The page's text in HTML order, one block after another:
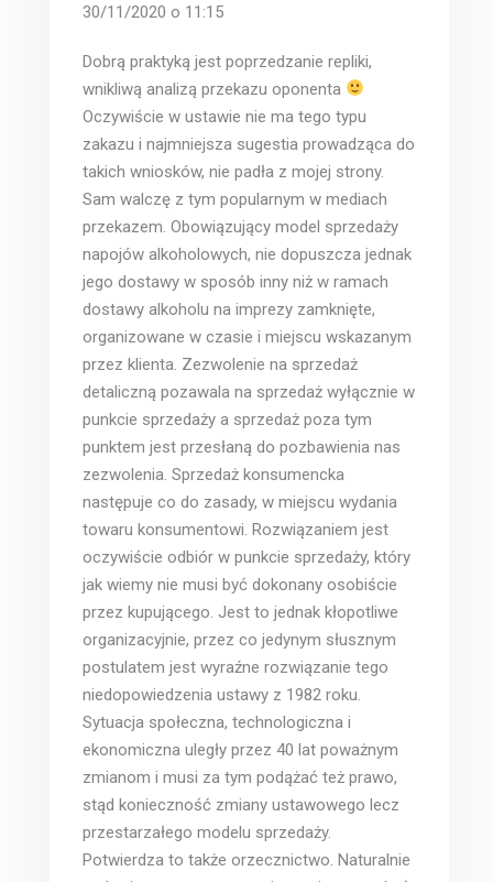
30/11/2020 o 11:15
Dobrą praktyką jest poprzedzanie repliki,
wnikliwą analizą przekazu oponenta
Oczywiście w ustawie nie ma tego typu
zakazu i najmniejsza sugestia prowadząca do
takich wniosków, nie padła z mojej strony.
Sam walczę z tym popularnym w mediach
przekazem. Obowiązujący model sprzedaży
napojów alkoholowych, nie dopuszcza jednak
jego dostawy w sposób inny niż w ramach
dostawy alkoholu na imprezy zamknięte,
organizowane w czasie i miejscu wskazanym
przez klienta. Zezwolenie na sprzedaż
detaliczną pozawala na sprzedaż wyłącznie w
punkcie sprzedaży a sprzedaż poza tym
punktem jest przesłaną do pozbawienia nas
zezwolenia. Sprzedaż konsumencka
następuje co do zasady, w miejscu wydania
towaru konsumentowi. Rozwiązaniem jest
oczywiście odbiór w punkcie sprzedaży, który
jak wiemy nie musi być dokonany osobiście
przez kupującego. Jest to jednak kłopotliwe
organizacyjnie, przez co jedynym słusznym
postulatem jest wyraźne rozwiązanie tego
niedopowiedzenia ustawy z 1982 roku.
Sytuacja społeczna, technologiczna i
ekonomiczna uległy przez 40 lat poważnym
zmianom i musi za tym podążać też prawo,
stąd konieczność zmiany ustawowego lecz
przestarzałego modelu sprzedaży.
Potwierdza to także orzecznictwo. Naturalnie